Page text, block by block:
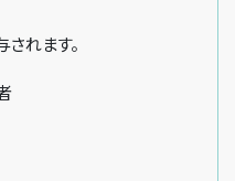
れます。